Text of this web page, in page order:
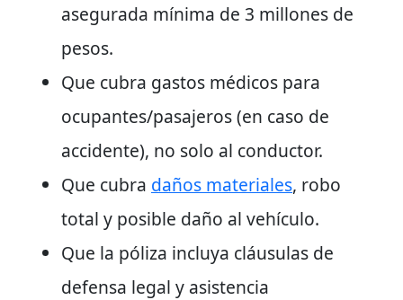
asegurada mínima de 3 millones de
pesos.
Que cubra gastos médicos para
ocupantes/pasajeros(en caso de
accidente), no solo al conductor.
Que cubra daños materiales, robo
total y posible daño al vehículo.
Que la póliza incluya cláusulas de
defensa legal y asistencia